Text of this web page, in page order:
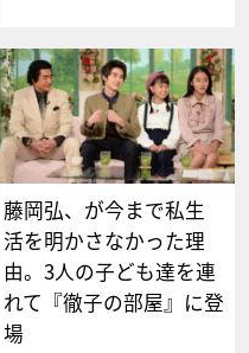
藤岡弘、が今まで私生
活を明かさなかった理
由。3人の子ども達を連
れて『徹子の部屋』に登
場